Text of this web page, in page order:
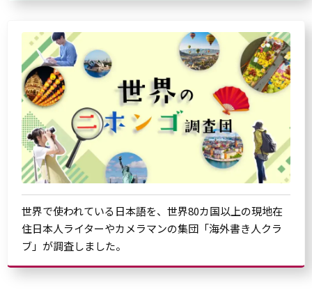
世界で使われている日本語を、世界80カ国以上の現地在
住日本人ライターやカメラマンの集団「海外書き人クラ
ブ」が調査しました。